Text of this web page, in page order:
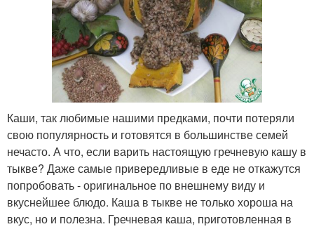
Каши, так любимые нашими предками, почти потеряли
свою популярность и готовятся в большинстве семей
нечасто. А что, если варить настоящую гречневую кашу в
тыкве? Даже самые привередливые в еде не откажутся
попробовать - оригинальное по внешнему виду и
вкуснейшее блюдо. Каша в тыкве не только хороша на
вкус, но и полезна. Гречневая каша, приготовленная в